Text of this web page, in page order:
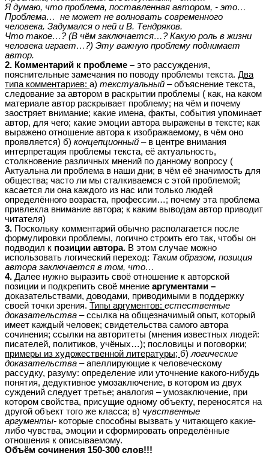
Я думаю, что проблема, поставленная автором, - это…
Проблема… не может не волновать современного
человека. Задумался о ней и В. Тендряков.
Что такое…? (В чём заключается…? Какую роль в жизни
человека играет…?) Эту важную проблему поднимает
автор.
2. Комментарий к проблеме – это рассуждения,
пояснительные замечания по поводу проблемы текста. Два
типа комментариев: а) текстуальный –объяснение текста,
следование за автором в раскрытии проблемы ( как, на каком
материале автор раскрывает проблему; на чём и почему
заостряет внимание; какие имена, факты, события упоминает
автор, для чего; какие эмоции автора выражены в тексте; как
выражено отношение автора к изображаемому, в чём оно
проявляется) б) концепционный – в центре внимания
интерпретация проблемы текста, её актуальность,
столкновение различных мнений по данному вопросу (
Актуальна ли проблема в наши дни; в чём её значимость для
общества; часто ли мы сталкиваемся с этой проблемой;
касается ли она каждого из нас или только людей
определённого возраста, профессии…; почему эта проблема
привлекла внимание автора; к каким выводам автор приводит
читателя)
3. Поскольку комментарий обычно располагается после
формулировки проблемы, логично строить его так, чтобы он
подводил к позиции автора. В этом случае можно
использовать логический переход: Таким образом, позиция
автора заключается в том, что…
4. Далее нужно выразить своё отношение к авторской
позиции и подкрепить своё мнение аргументами –
доказательствами, доводами, приводимыми в поддержку
своей точки зрения. Типы аргументов: естественные
доказательства –ссылка на общезначимый опыт, который
имеет каждый человек; свидетельства самого автора
сочинения; ссылки на авторитеты (мнения известных людей:
писателей, политиков, учёных…); пословицы и поговорки;
примеры из художественной литературы; б) логические
доказательства –апеллирующие к человеческому
рассудку, разуму: определение или уточнение какого-нибудь
понятия, дедуктивное умозаключение, в котором из двух
суждений следует третье; аналогия – умозаключение, при
котором свойства, присущие одному объекту, переносятся на
другой объект того же класса; в) чувственные
аргументы- которые способны вызвать у читающего какие-
либо чувства, эмоции и сформировать определённые
отношения к описываемому.
Объём сочинения 150-300 слов!!!